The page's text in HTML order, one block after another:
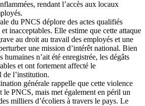
rendant l’accès aux locaux
du PNCS déplore des actes qualifiés
inacceptables. Elle estime que cette attaque
au droit au travail des employés et une
une mission d’intérêt national. Bien
humaines n’ait été enregistrée, les dégâts
et ont fortement affecté le
de l’institution.
générale rappelle que cette violence
le PNCS, mais met également en péril un
milliers d’écoliers à travers le pays. Le